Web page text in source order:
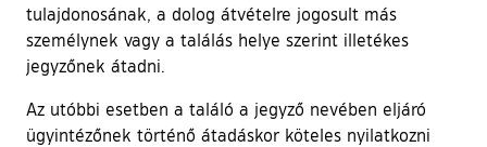
tulajdonosának, a dolog átvételre jogosult más
személynek vagy a találás helye szerint illetékes
jegyzőnek átadni.
Az utóbbi esetben a találó a jegyző nevében eljáró
ügyintézőnek történő átadáskor köteles nyilatkozni